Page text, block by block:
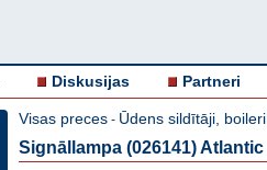
Diskusijas Partneri
Visas preces - Ūdens sildītāji, boileri
Signāllampa (026141) Atlantic